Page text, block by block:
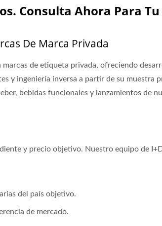
Consulta Ahora Para Tu
De Marca Privada
de etiqueta privada, ofreciendo
y ingeniería inversa a partir de su muestra
bebidas funcionales y lanzamientos de
y precio objetivo. Nuestro equipo de
del país objetivo.
de mercado.